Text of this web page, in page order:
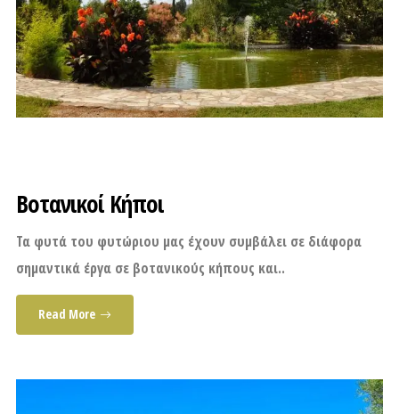
Βοτανικοί Κήποι
Τα φυτά του φυτώριου μας έχουν συμβάλει σε διάφορα
σημαντικά έργα σε βοτανικούς κήπους και..
Read More